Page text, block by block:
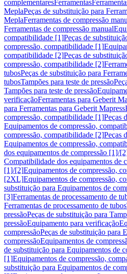
complementaresFerramentas
MeplaPeças de substituição para
MeplaFerramentas de compressão
Ferramentas de compressão manual
compatibilidade [1]Peças de
compressão, compatibilidade [1]
compatibilidade [2]Peças de
compressão, compatibilidade [2]
tubosPeças de substituição para
tubosTampões para teste de pressão
Tampões para teste de pressão
verificaçãoFerramentas para Geberit
para Ferramentas para Geberit Mapress
compressão, compatibilidade [1]Peças
Equipamentos de compressão,
compressão, compatibilidade [2]Peças
Equipamentos de compressão,
dos equipamentos de compressão [1]/
Compatibilidade dos equipamentos de
[1]/[2]Equipamentos de compressão,
[2XL]Equipamentos de compressão,
substituição para Equipamentos de
[3]Ferramentas de processamento de
Ferramentas de processamento de tubos
pressãoPeças de substituição para
pressãoEquipamento para verificação
compressãoPeças de substituição para
compressãoEquipamentos de
de substituição para Equipamentos de
[1]Equipamentos de compressão,
substituição para Equipamentos de